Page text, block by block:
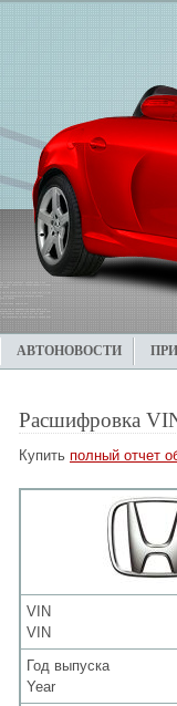
АВТОНОВОСТИ
Расшифровка
Купить полный отчет
VIN
VIN
Год выпуска
Year